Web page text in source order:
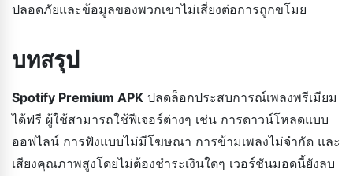
ปลอดภัยและข้อมูลของพวกเขาไม่เสี่ยงต่อการถูกขโมย
บทสรุป
Spotify Premium APK ปลดล็อกประสบการณ์เพลงพรีเมียม
ได้ฟรี ผู้ใช้สามารถใช้ฟีเจอร์ต่างๆ เช่น การดาวน์โหลดแบบ
ออฟไลน์ การฟังแบบไม่มีโฆษณา การข้ามเพลงไม่จำกัด และ
เสียงคุณภาพสูงโดยไม่ต้องชำระเงินใดๆ เวอร์ชันมอดนี้ยังลบ